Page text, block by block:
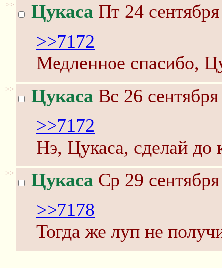
>> Цукаса Пт 24
>>7172
Медленное спасибо,
>> Цукаса Вс 26
>>7172
Нэ, Цукаса, сделай до
>> Цукаса Ср 29
>>7178
Тогда же луп не